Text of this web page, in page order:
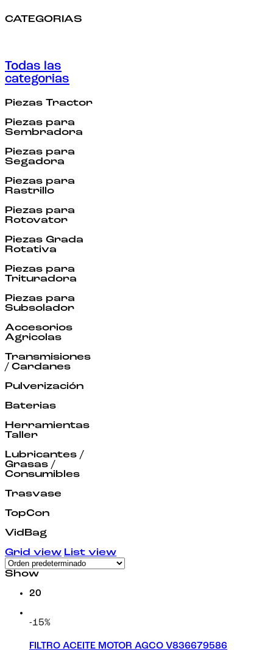
CATEGORIAS
Todas las
categorias
Piezas Tractor
Piezas para
Sembradora
Piezas para
Segadora
Piezas para
Rastrillo
Piezas para
Rotovator
Piezas Grada
Rotativa
Piezas para
Trituradora
Piezas para
Subsolador
Accesorios
Agricolas
Transmisiones
/ Cardanes
Pulverización
Baterias
Herramientas
Taller
Lubricantes /
Grasas /
Consumibles
Trasvase
TopCon
VidBag
Grid view List view
Show
20
-15%
FILTRO ACEITE MOTOR AGCO V836679586